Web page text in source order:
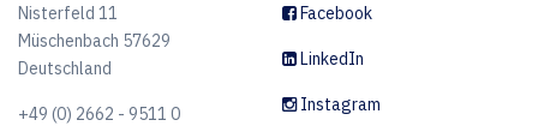
Nisterfeld 11
Müschenbach 57629
Deutschland
+49 (0) 2662 - 9511 0
Facebook
LinkedIn
Instagram